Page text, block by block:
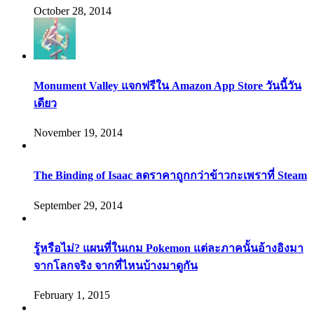
October 28, 2014
Monument Valley แจกฟรีใน Amazon App Store วันนี้วัน
เดียว
November 19, 2014
The Binding of Isaac ลดราคาถูกกว่าข้าวกะเพราที่ Steam
September 29, 2014
รู้หรือไม่? แผนที่ในเกม Pokemon แต่ละภาคนั้นอ้างอิงมา
จากโลกจริง จากที่ไหนบ้างมาดูกัน
February 1, 2015